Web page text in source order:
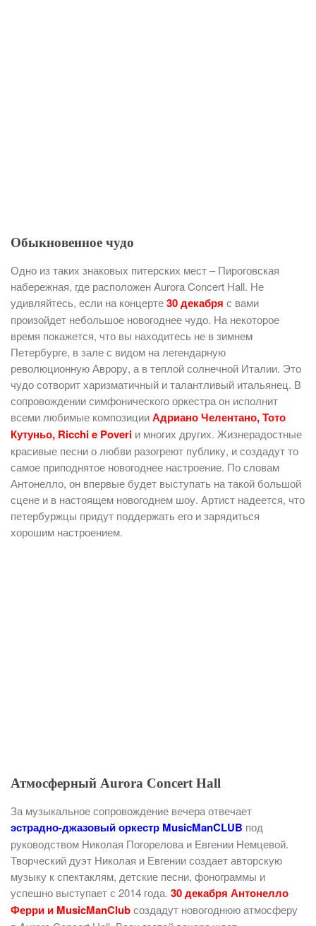
Обыкновенное чудо
Одно из таких знаковых питерских мест – Пироговская
набережная, где расположен Aurora Concert Hall. Не
удивляйтесь, если на концерте30 декабря с вами
произойдет небольшое новогоднее чудо. На некоторое
время покажется, что вы находитесь не в зимнем
Петербурге, в зале с видом на легендарную
революционную Аврору, а в теплой солнечной Италии. Это
чудо сотворит харизматичный и талантливый итальянец. В
сопровождении симфонического оркестра он исполнит
всеми любимые композицииАдриано Челентано, Тото
Кутуньо, Ricchi e Poveri и многих других. Жизнерадостные
красивые песни о любви разогреют публику, и создадут то
самое приподнятое новогоднее настроение. По словам
Антонелло, он впервые будет выступать на такой большой
сцене и в настоящем новогоднем шоу. Артист надеется, что
петербуржцы придут поддержать его и зарядиться
хорошим настроением.
Атмосферный Aurora Concert Hall
За музыкальное сопровождение вечера отвечает
эстрадно-джазовый оркестр MusicManCLUB под
руководством Николая Погорелова и Евгении Немцевой.
Творческий дуэт Николая и Евгении создает авторскую
музыку к спектаклям, детские песни, фонограммы и
успешно выступает с 2014 года. 30 декабря Антонелло
Ферри и MusicManClubсоздадут новогоднюю атмосферу